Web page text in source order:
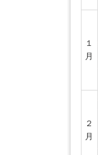
１
月
２
月